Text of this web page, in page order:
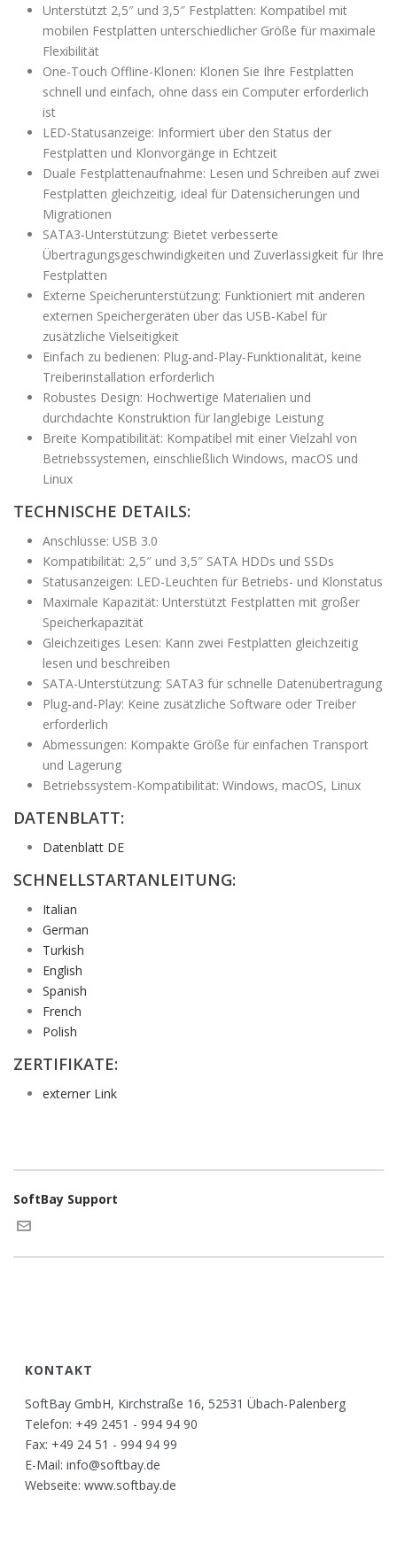
Unterstützt 2,5″ und 3,5″ Festplatten: Kompatibel mit
mobilen Festplatten unterschiedlicher Größe für maximale
Flexibilität
One-Touch Offline-Klonen: Klonen Sie Ihre Festplatten
schnell und einfach, ohne dass ein Computer erforderlich
ist
LED-Statusanzeige: Informiert über den Status der
Festplatten und Klonvorgänge in Echtzeit
Duale Festplattenaufnahme: Lesen und Schreiben auf zwei
Festplatten gleichzeitig, ideal für Datensicherungen und
Migrationen
SATA3-Unterstützung: Bietet verbesserte
Übertragungsgeschwindigkeiten und Zuverlässigkeit für Ihre
Festplatten
Externe Speicherunterstützung: Funktioniert mit anderen
externen Speichergeräten über das USB-Kabel für
zusätzliche Vielseitigkeit
Einfach zu bedienen: Plug-and-Play-Funktionalität, keine
Treiberinstallation erforderlich
Robustes Design: Hochwertige Materialien und
durchdachte Konstruktion für langlebige Leistung
Breite Kompatibilität: Kompatibel mit einer Vielzahl von
Betriebssystemen, einschließlich Windows, macOS und
Linux
TECHNISCHE DETAILS:
Anschlüsse: USB 3.0
Kompatibilität: 2,5″ und 3,5″ SATA HDDs und SSDs
Statusanzeigen: LED-Leuchten für Betriebs- und Klonstatus
Maximale Kapazität: Unterstützt Festplatten mit großer
Speicherkapazität
Gleichzeitiges Lesen: Kann zwei Festplatten gleichzeitig
lesen und beschreiben
SATA-Unterstützung: SATA3 für schnelle Datenübertragung
Plug-and-Play: Keine zusätzliche Software oder Treiber
erforderlich
Abmessungen: Kompakte Größe für einfachen Transport
und Lagerung
Betriebssystem-Kompatibilität: Windows, macOS, Linux
DATENBLATT:
Datenblatt DE
SCHNELLSTARTANLEITUNG:
Italian
German
Turkish
English
Spanish
French
Polish
ZERTIFIKATE:
externer Link
SoftBay Support
KONTAKT
SoftBay GmbH, Kirchstraße 16, 52531 Übach-Palenberg
Telefon: +49 2451 - 994 94 90
Fax: +49 24 51 - 994 94 99
E-Mail: info@softbay.de
Webseite: www.softbay.de